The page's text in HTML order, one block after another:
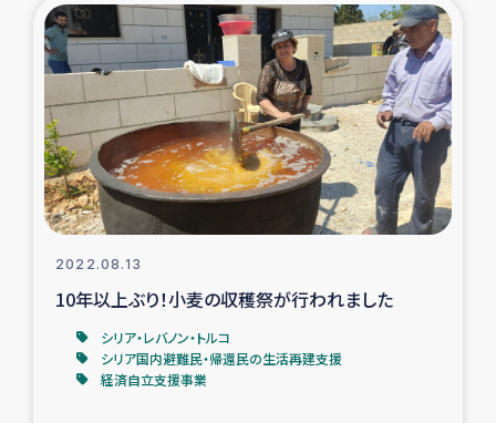
2022.08.13
10年以上ぶり！小麦の収穫祭が行われました
シリア・レバノン・トルコ
シリア国内避難民・帰還民の生活再建支援
経済自立支援事業